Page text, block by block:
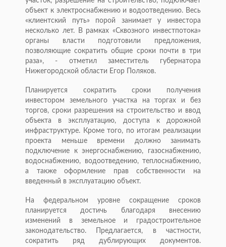
объект к электроснабжению и водоотведению. Весь
«клиентский путь» порой занимает у инвестора
несколько лет. В рамках «Сквозного инвестпотока»
органы власти подготовили предложения,
позволяющие сократить общие сроки почти в три
раза», - отметил заместитель губернатора
Нижегородской области Егор Поляков.
Планируется сократить сроки получения
инвестором земельного участка на торгах и без
торгов, сроки разрешения на строительство и ввод
объекта в эксплуатацию, доступа к дорожной
инфраструктуре. Кроме того, по итогам реализации
проекта меньше времени должно занимать
подключение к энергоснабжению, газоснабжению,
водоснабжению, водоотведению, теплоснабжению,
а также оформление прав собственности на
введенный в эксплуатацию объект.
На федеральном уровне сокращение сроков
планируется достичь благодаря внесению
изменений в земельное и градостроительное
законодательство. Предлагается, в частности,
сократить ряд дублирующих документов.